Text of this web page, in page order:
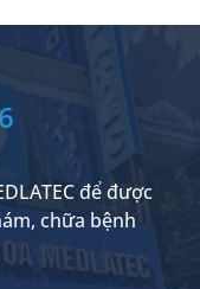
để được
chữa bệnh